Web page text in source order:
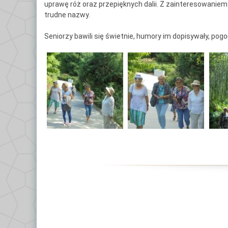
uprawę róż oraz przepięknych dalii. Z
trudne nazwy.
Seniorzy bawili się świetnie, humory im dopisywały,